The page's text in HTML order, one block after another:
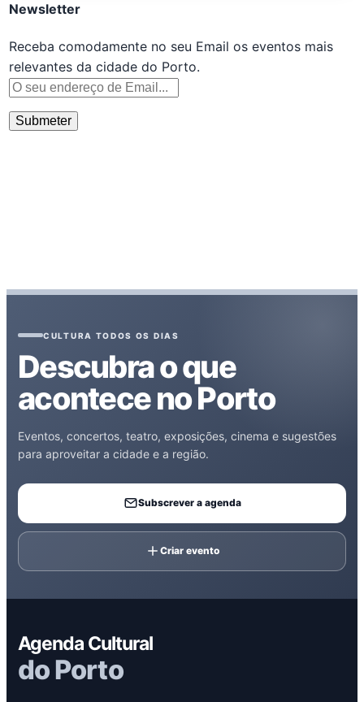
Newsletter
Receba comodamente no seu Email os eventos mais
relevantes da cidade do Porto.
CULTURA TODOS OS DIAS
Descubra o que
acontece no Porto
Eventos, concertos, teatro, exposições, cinema e sugestões
para aproveitar a cidade e a região.
Subscrever a agenda
Criar evento
Agenda Cultural
do Porto